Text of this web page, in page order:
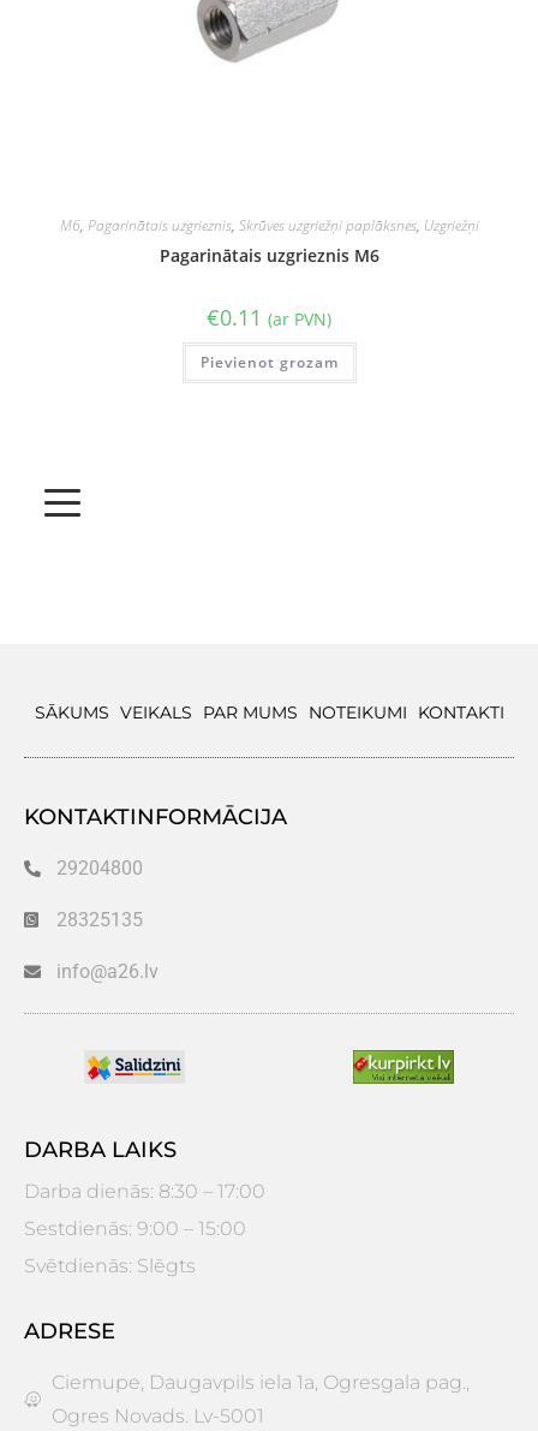
M6, Pagarinātais uzgrieznis, Skrūves uzgriežņi paplāksnes, Uzgriežņi
Pagarinātais uzgrieznis M6
€0.11 (ar PVN)
Pievienot grozam
SĀKUMS VEIKALS PAR MUMS NOTEIKUMI KONTAKTI
KONTAKTINFORMĀCIJA
29204800
28325135
info@a26.lv
DARBA LAIKS
Darba dienās: 8:30 – 17:00
Sestdienās: 9:00 – 15:00
Svētdienās: Slēgts
ADRESE
Ciemupe, Daugavpils iela 1a, Ogresgala pag.,
Ogres Novads. Lv-5001